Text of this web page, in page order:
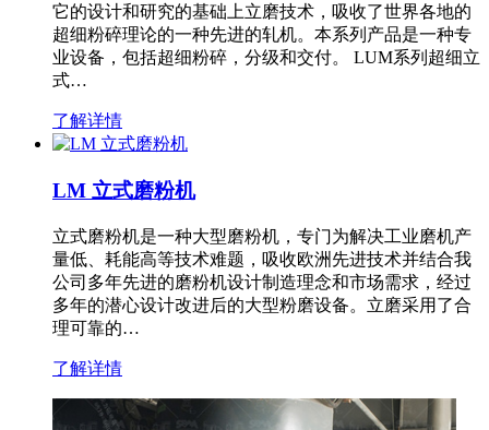
它的设计和研究的基础上立磨技术，吸收了世界各地的
超细粉碎理论的一种先进的轧机。本系列产品是一种专
业设备，包括超细粉碎，分级和交付。 LUM系列超细立
式…
了解详情
LM 立式磨粉机
立式磨粉机是一种大型磨粉机，专门为解决工业磨机产
量低、耗能高等技术难题，吸收欧洲先进技术并结合我
公司多年先进的磨粉机设计制造理念和市场需求，经过
多年的潜心设计改进后的大型粉磨设备。立磨采用了合
理可靠的…
了解详情